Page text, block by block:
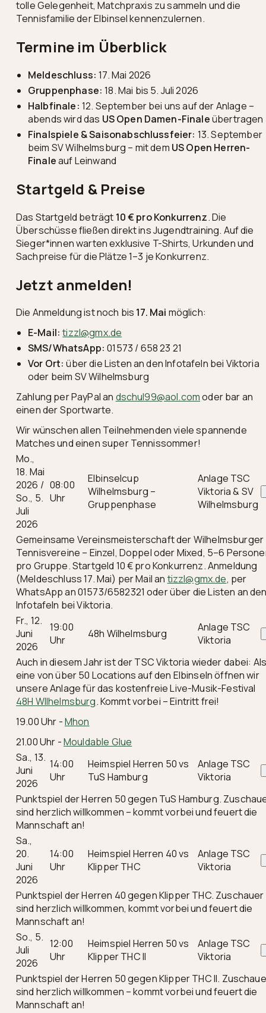
tolle Gelegenheit, Matchpraxis zu sammeln und die
Tennisfamilie der Elbinsel kennenzulernen.
Termine im Überblick
Meldeschluss: 17. Mai 2026
Gruppenphase: 18. Mai bis 5. Juli 2026
Halbfinale: 12. September bei uns auf der Anlage –
abends wird das US Open Damen-Finaleübertragen
Finalspiele & Saisonabschlussfeier: 13. September
beim SV Wilhelmsburg – mit dem US Open Herren-
Finaleauf Leinwand
Startgeld & Preise
Das Startgeld beträgt 10 € pro Konkurrenz. Die
Überschüsse fließen direkt ins Jugendtraining. Auf die
Sieger*innen warten exklusive T-Shirts, Urkunden und
Sachpreise für die Plätze 1–3 je Konkurrenz.
Jetzt anmelden!
Die Anmeldung ist noch bis 17. Mai möglich:
E-Mail: tizzl@gmx.de
SMS/WhatsApp: 01573 / 658 23 21
Vor Ort: über die Listen an den Infotafeln bei Viktoria
oder beim SV Wilhelmsburg
Zahlung per PayPal an dschul99@aol.comoder bar an
einen der Sportwarte.
Wir wünschen allen Teilnehmenden viele spannende
Matches und einen super Tennissommer!
Mo.,
18. Mai
2026 /
So., 5.
Juli
2026
08:00
Uhr
Elbinselcup
Wilhelmsburg –
Gruppenphase
Anlage TSC
Viktoria & SV
Wilhelmsburg
Gemeinsame Vereinsmeisterschaft der Wilhelmsburger
Tennisvereine – Einzel, Doppel oder Mixed, 5–6
pro Gruppe. Startgeld 10 € pro Konkurrenz. Anmeldung
(Meldeschluss 17. Mai) per Mail an tizzl@gmx.de, per
WhatsApp an 01573/6582321 oder über die Listen an
Infotafeln bei Viktoria.
Fr., 12.
Juni
2026
19:00
Uhr
48h Wilhelmsburg
Anlage TSC
Viktoria
Auch in diesem Jahr ist der TSC Viktoria wieder dabei:
eine von über 50 Locations auf den Elbinseln öffnen wir
unsere Anlage für das kostenfreie Live-Musik-Festival
48H WIlhelmsburg. Kommt vorbei – Eintritt frei!
19.00 Uhr -Mhon
21.00 Uhr -Mouldable Glue
Sa., 13.
Juni
2026
14:00
Uhr
Heimspiel Herren 50 vs
TuS Hamburg
Anlage TSC
Viktoria
Punktspiel der Herren 50 gegen TuS Hamburg.
sind herzlich willkommen – kommt vorbei und feuert die
Mannschaft an!
Sa.,
20.
Juni
2026
14:00
Uhr
Heimspiel Herren 40 vs
Klipper THC
Anlage TSC
Viktoria
Punktspiel der Herren 40 gegen Klipper THC. Zuschauer
sind herzlich willkommen, kommt vorbei und feuert die
Mannschaft an!
So., 5.
Juli
2026
12:00
Uhr
Heimspiel Herren 50 vs
Klipper THC II
Anlage TSC
Viktoria
Punktspiel der Herren 50 gegen Klipper THC II.
sind herzlich willkommen – kommt vorbei und feuert die
Mannschaft an!